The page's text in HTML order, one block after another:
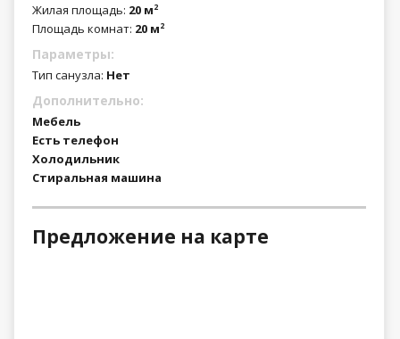
Жилая площадь: 20 м2
Площадь комнат: 20 м2
Параметры:
Тип санузла: Нет
Дополнительно:
Мебель
Есть телефон
Холодильник
Стиральная машина
Предложение на карте